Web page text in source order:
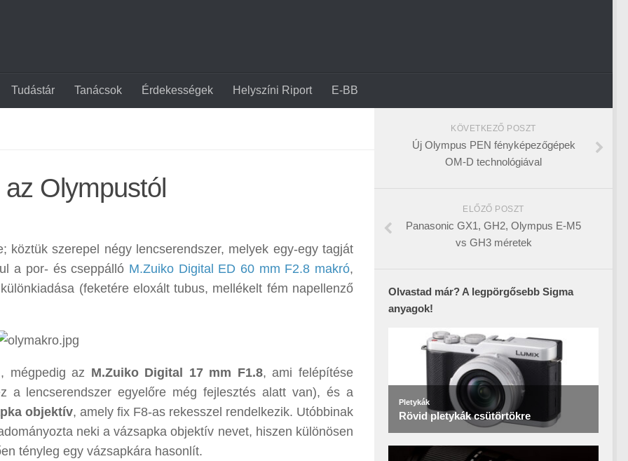
Tudástár Tanácsok Érdekességek Helyszíni Riport E-BB
Olympustól
köztük szerepel négy lencserendszer, melyek egy-egy tagját
a por- és cseppálló M.Zuiko Digital ED 60 mm F2.8 makró,
(feketére eloxált tubus, mellékelt fém napellenző
mégpedig az M.Zuiko Digital 17 mm F1.8, ami felépítése
a lencserendszer egyelőre még fejlesztés alatt van), és a
objektív, amely fix F8-as rekesszel rendelkezik. Utóbbinak
neki a vázsapka objektív nevet, hiszen különösen
tényleg egy vázsapkára hasonlít.
KÖVETKEZŐ POSZT
Új Olympus PEN fényképezőgépek
OM-D technológiával
ELŐZŐ POSZT
Panasonic GX1, GH2, Olympus E-M5
vs GH3 méretek
Olvastad már? A legpörgősebb Sigma
anyagok!